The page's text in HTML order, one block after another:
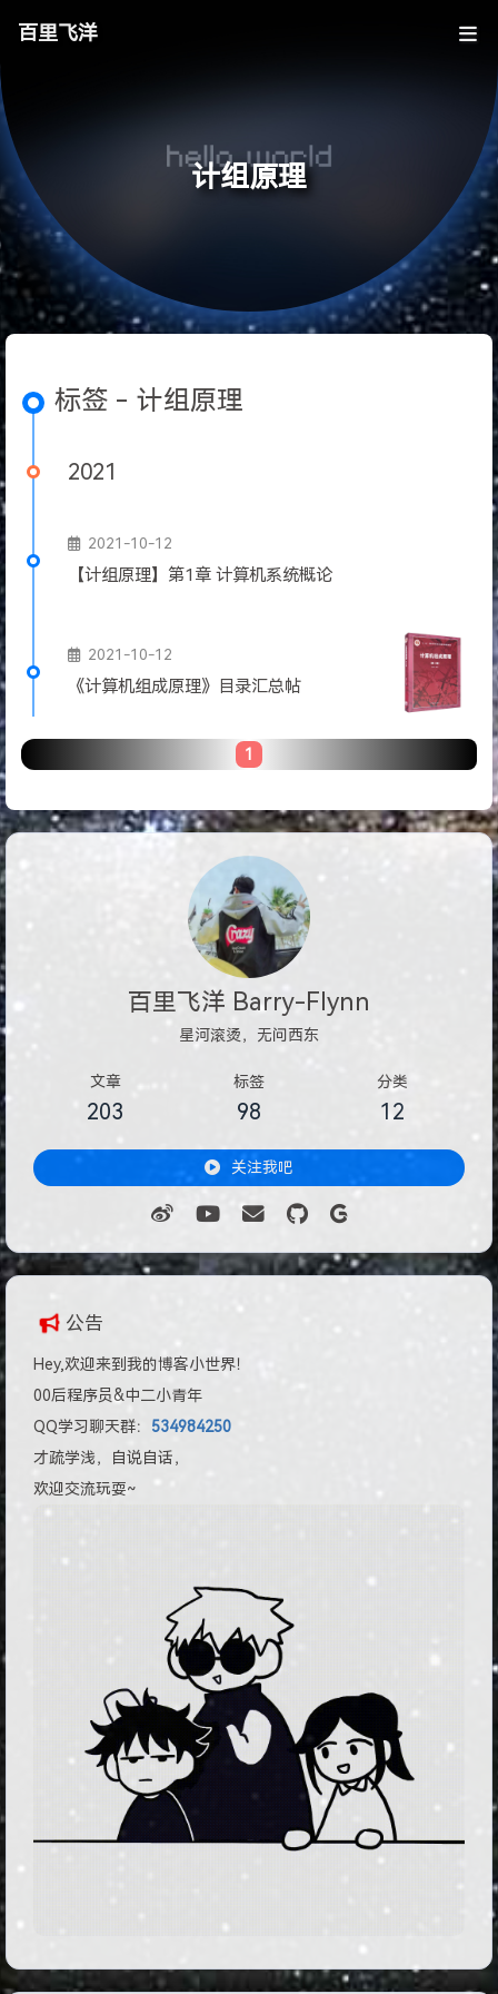
百里飞洋
计组原理
标签 - 计组原理
2021
2021-10-12
【计组原理】第1章 计算机系统概论
2021-10-12
《计算机组成原理》目录汇总帖
1
百里飞洋 Barry-Flynn
星河滚烫，无问西东
文章
203
标签
98
分类
12
关注我吧
公告
Hey,欢迎来到我的博客小世界！
00后程序员&中二小青年
QQ学习聊天群： 534984250
才疏学浅，自说自话，
欢迎交流玩耍~